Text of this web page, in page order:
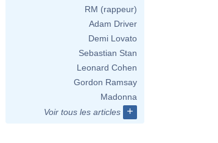
RM (rappeur)
Adam Driver
Demi Lovato
Sebastian Stan
Leonard Cohen
Gordon Ramsay
Madonna
Voir tous les articles
+